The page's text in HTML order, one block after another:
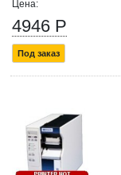
Цена:
4946 Р
Под заказ